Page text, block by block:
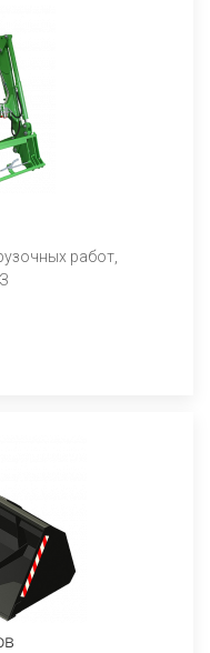
работ,